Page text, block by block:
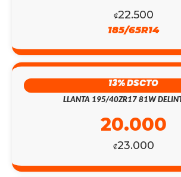
₡22.500
185/65R14
13% DSCTO
LLANTA 195/40ZR17 81W
₡23.000
20.000